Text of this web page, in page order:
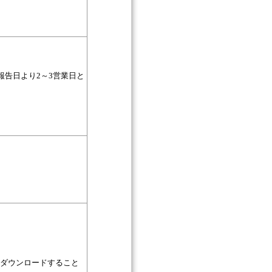
日より2～3営業日と
ウンロードすること